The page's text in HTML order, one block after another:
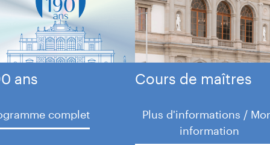
ans
complet
Cours de maîtres
Plus d'informations /
information